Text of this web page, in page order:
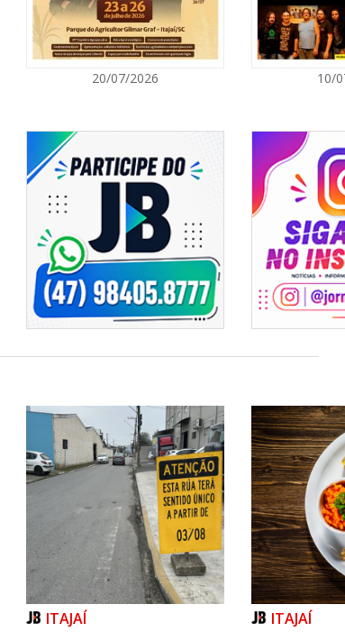
BALNEÁRIO PIÇARRAS
07/08/2026 | 07:00
NAVEGANTES
07/08/2026 | 07:00
Navegantes conquista nota A+ na
Nacional
20/07/2026 10/
ITAJAÍ ITAJAÍ